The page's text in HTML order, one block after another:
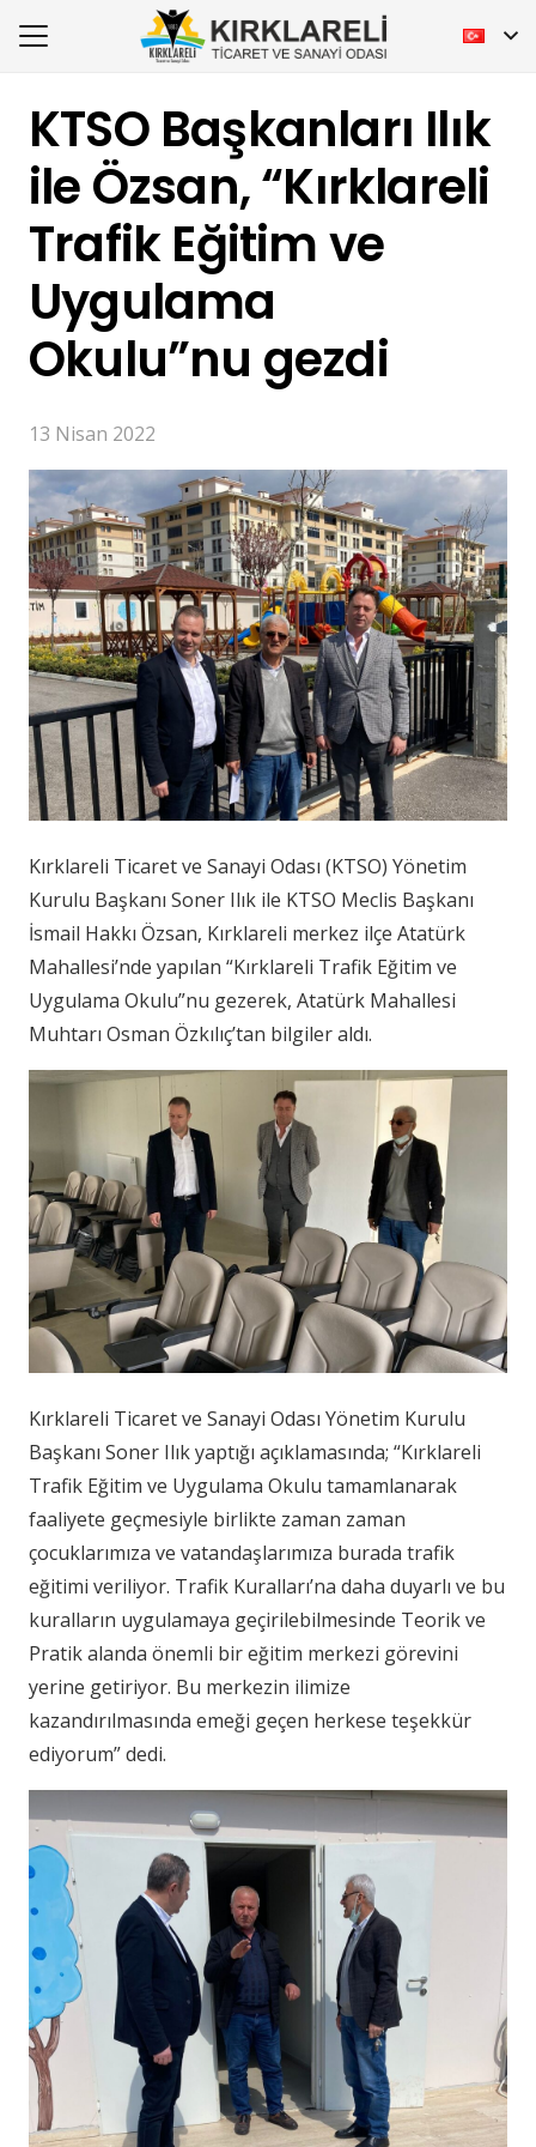
KTSO Başkanları Ilık
ile Özsan, “Kırklareli
Trafik Eğitim ve
Uygulama
Okulu”nu gezdi
13 Nisan 2022
Kırklareli Ticaret ve Sanayi Odası (KTSO) Yönetim
Kurulu Başkanı Soner Ilık ile KTSO Meclis Başkanı
İsmail Hakkı Özsan, Kırklareli merkez ilçe Atatürk
Mahallesi’nde yapılan “Kırklareli Trafik Eğitim ve
Uygulama Okulu”nu gezerek, Atatürk Mahallesi
Muhtarı Osman Özkılıç’tan bilgiler aldı.
Kırklareli Ticaret ve Sanayi Odası Yönetim Kurulu
Başkanı Soner Ilık yaptığı açıklamasında; “Kırklareli
Trafik Eğitim ve Uygulama Okulu tamamlanarak
faaliyete geçmesiyle birlikte zaman zaman
çocuklarımıza ve vatandaşlarımıza burada trafik
eğitimi veriliyor. Trafik Kuralları’na daha duyarlı ve bu
kuralların uygulamaya geçirilebilmesinde Teorik ve
Pratik alanda önemli bir eğitim merkezi görevini
yerine getiriyor. Bu merkezin ilimize
kazandırılmasında emeği geçen herkese teşekkür
ediyorum” dedi.